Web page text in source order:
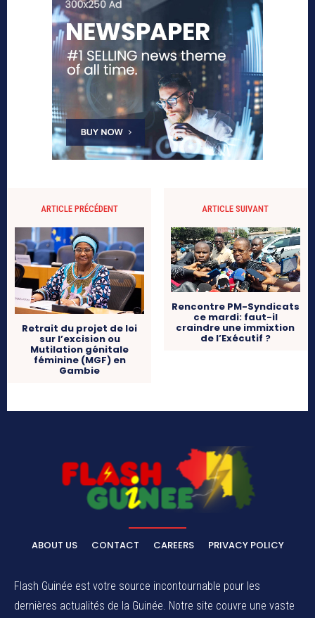
ARTICLE PRÉCÉDENT
Retrait du projet de loi
sur l’excision ou
Mutilation génitale
féminine (MGF) en
Gambie
ARTICLE SUIVANT
Rencontre PM-Syndicats
ce mardi: faut-il
craindre une immixtion
de l’Exécutif ?
ABOUT US CONTACT CAREERS PRIVACY POLICY
Flash Guinée est votre source incontournable pour les
dernières actualités de la Guinée. Notre site couvre une vaste